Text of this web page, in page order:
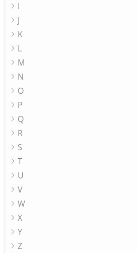
I
J
K
L
M
N
O
P
Q
R
S
T
U
V
W
X
Y
Z